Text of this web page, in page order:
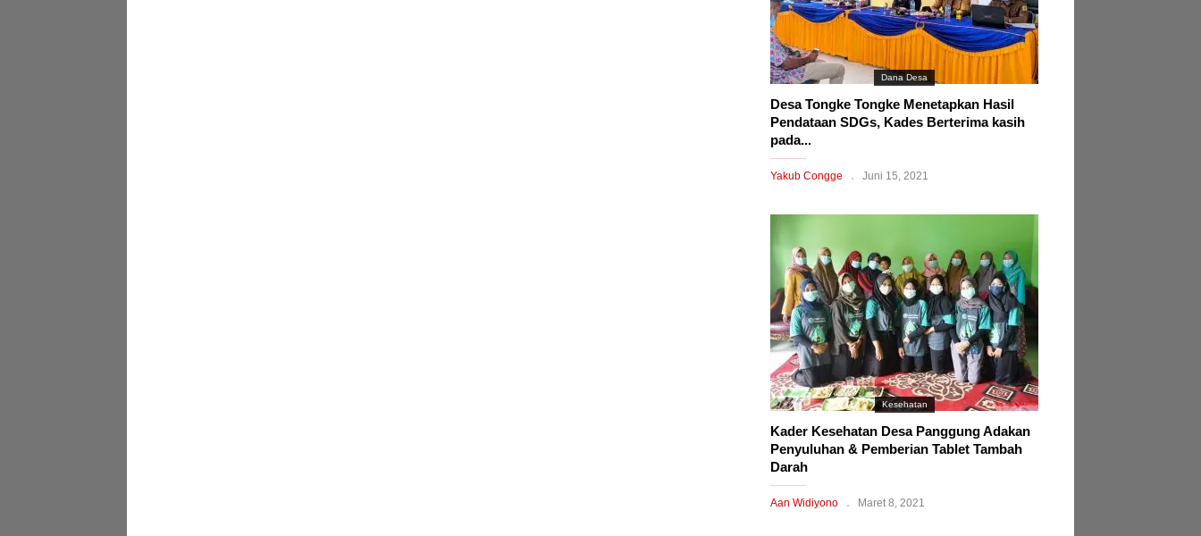
Dana Desa
Desa Tongke Tongke Menetapkan Hasil
Pendataan SDGs, Kades Berterima kasih
pada...
Yakub Congge Juni 15, 2021
Kesehatan
Kader Kesehatan Desa Panggung Adakan
Penyuluhan & Pemberian Tablet Tambah
Darah
Aan Widiyono Maret 8, 2021